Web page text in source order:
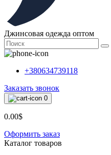
Джинсовая одежда оптом
+380634739118
Заказать звонок
0
0.00$
Оформить заказ
Каталог товаров